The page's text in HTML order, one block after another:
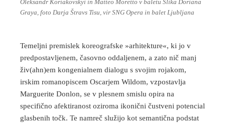
Oleksandr Koriakovskyi in Matteo Moretto v baletu Slika Doriana
Graya, foto Darja Štravs Tisu, vir SNG Opera in balet Ljubljana
Temeljni premislek koreografske »arhitekture«, ki jo v
predpostavljenem, časovno oddaljenem, a zato nič manj
živ(ahn)em kongenialnem dialogu s svojim rojakom,
irskim romanopiscem Oscarjem Wildom, vzpostavlja
Marguerite Donlon, se v plesnem smislu opira na
specifično afektiranost oziroma ikonični čustveni potencial
glasbenih točk. Te namreč služijo kot semantična podstat